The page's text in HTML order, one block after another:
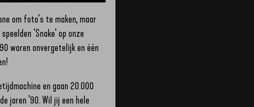
om foto’s te maken, maar
‘Snake’ op onze
waren onvergetelijk en één
en gaan 20.000
jaren ’90. Wil jij een hele